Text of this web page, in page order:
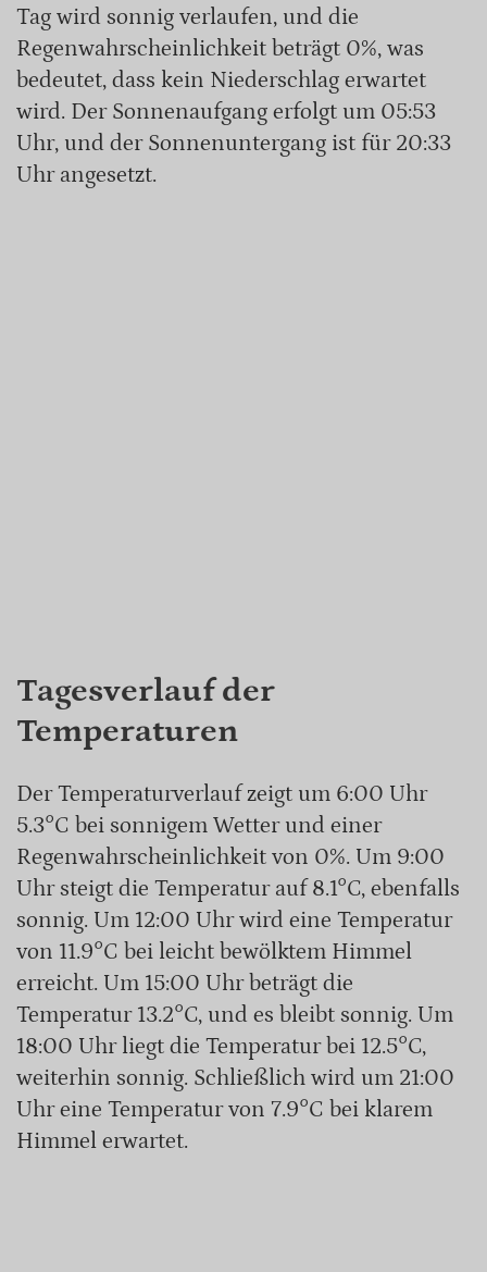
Tag wird sonnig verlaufen, und die
Regenwahrscheinlichkeit beträgt 0%, was
bedeutet, dass kein Niederschlag erwartet
wird. Der Sonnenaufgang erfolgt um 05:53
Uhr, und der Sonnenuntergang ist für 20:33
Uhr angesetzt.
Tagesverlauf der
Temperaturen
Der Temperaturverlauf zeigt um 6:00 Uhr
5.3°C bei sonnigem Wetter und einer
Regenwahrscheinlichkeit von 0%. Um 9:00
Uhr steigt die Temperatur auf 8.1°C, ebenfalls
sonnig. Um 12:00 Uhr wird eine Temperatur
von 11.9°C bei leicht bewölktem Himmel
erreicht. Um 15:00 Uhr beträgt die
Temperatur 13.2°C, und es bleibt sonnig. Um
18:00 Uhr liegt die Temperatur bei 12.5°C,
weiterhin sonnig. Schließlich wird um 21:00
Uhr eine Temperatur von 7.9°C bei klarem
Himmel erwartet.